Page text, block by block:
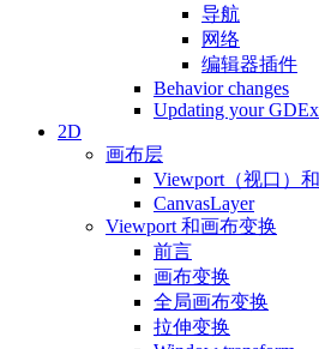
导航
网络
编辑器插件
Behavior changes
Updating your
2D
画布层
Viewport（视口）和
CanvasLayer
Viewport 和画布变换
前言
画布变换
全局画布变换
拉伸变换